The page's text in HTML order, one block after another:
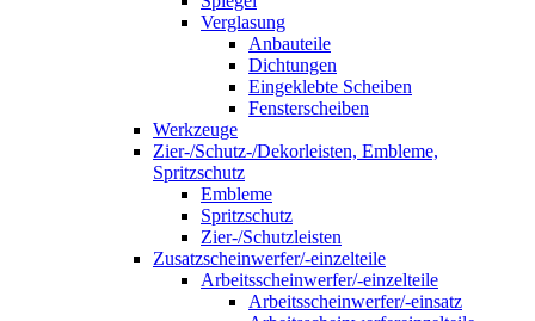
Verglasung
Anbauteile
Dichtungen
Eingeklebte Scheiben
Fensterscheiben
Werkzeuge
Zier-/Schutz-/Dekorleisten, Embleme,
Spritzschutz
Embleme
Spritzschutz
Zier-/Schutzleisten
Zusatzscheinwerfer/-einzelteile
Arbeitsscheinwerfer/-einzelteile
Arbeitsscheinwerfer/-einsatz